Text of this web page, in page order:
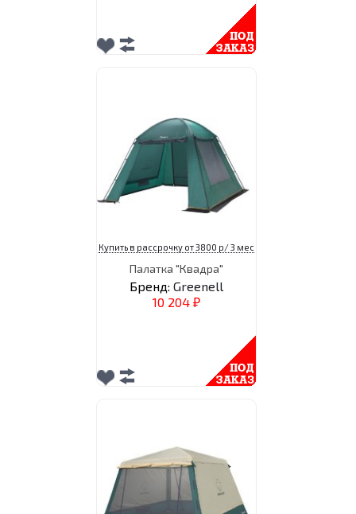
Купить в рассрочку от 3800 р/ 3 мес
Палатка "Квадра"
Бренд: Greenell
10 204 ₽